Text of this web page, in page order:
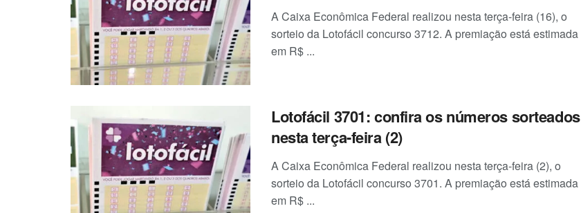
A Caixa Econômica Federal realizou nesta terça-feira (16), o
sorteio da Lotofácil concurso 3712. A premiação está estimada
em R$ ...
Lotofácil 3701: confira os números sorteados
nesta terça-feira (2)
A Caixa Econômica Federal realizou nesta terça-feira (2), o
sorteio da Lotofácil concurso 3701. A premiação está estimada
em R$ ...